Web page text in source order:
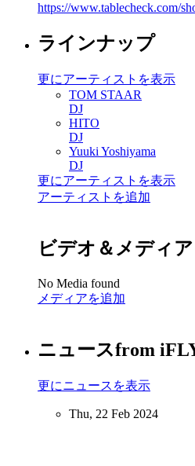
https://www.tablecheck.com/
ラインナップ
更にアーティストを表示
TOM STAAR
DJ
HITO
DJ
Yuuki Yoshiyama
DJ
更にアーティストを表示
アーティストを追加
ビデオ＆メディア
No Media found
メディアを追加
ニュースfrom
更にニュースを表示
Thu, 22 Feb 2024